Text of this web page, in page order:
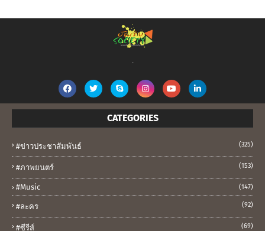
.
CATEGORIES
#ข่าวประชาสัมพันธ์ (325)
#ภาพยนตร์ (153)
#music (147)
#ละคร (92)
#ซีรีส์ (69)